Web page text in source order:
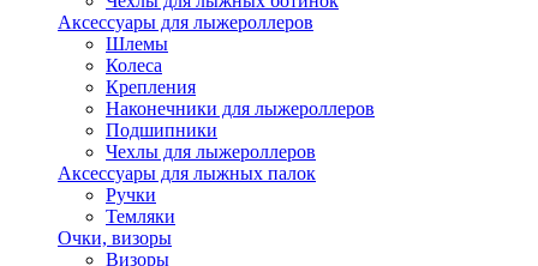
Аксессуары для лыжероллеров
Шлемы
Колеса
Крепления
Наконечники для лыжероллеров
Подшипники
Чехлы для лыжероллеров
Аксессуары для лыжных палок
Ручки
Темляки
Очки, визоры
Визоры